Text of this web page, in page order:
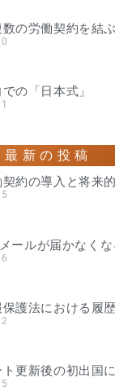
の労働契約を結
の「日本式」
最新の投稿
約の導入と将来
ールが届かなくな
護法における履
更新後の初出国